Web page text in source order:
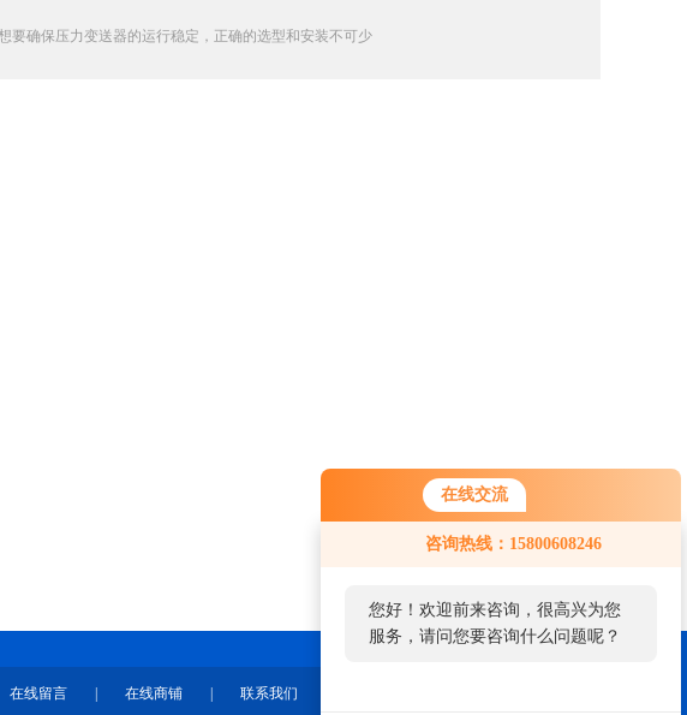
在线交流
咨询热线：15800608246
您好！欢迎前来咨询，很高兴为您
服务，请问您要咨询什么问题呢？
要确保压力变送器的运行稳定，正确的选型和安装不可少
在线留言 在线商铺 联系我们